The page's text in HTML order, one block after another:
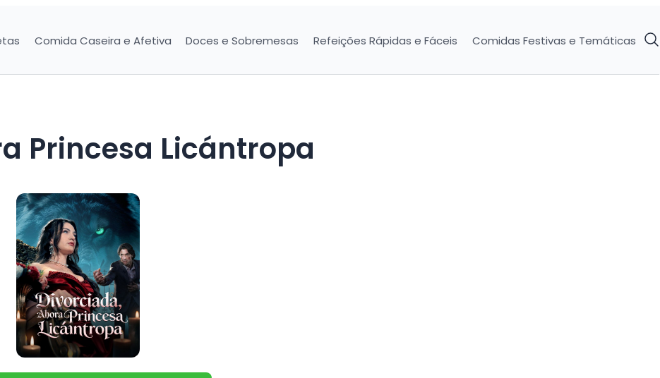
Comida Caseira e Afetiva Doces e Sobremesas Refeições Rápidas e Fáceis Comidas Festivas e Temáticas
Princesa Licántropa